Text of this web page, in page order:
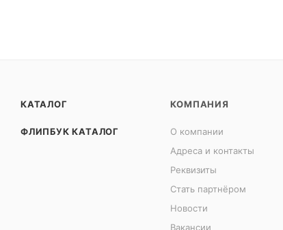
КАТАЛОГ
ФЛИПБУК КАТАЛОГ
КОМПАНИЯ
О компании
Адреса и контакты
Реквизиты
Стать партнёром
Новости
Вакансии